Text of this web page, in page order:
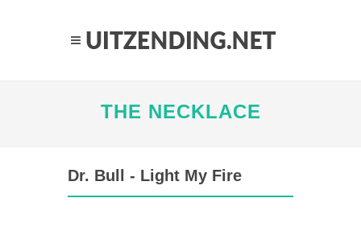
THE NECKLACE
Dr. Bull - Light My Fire